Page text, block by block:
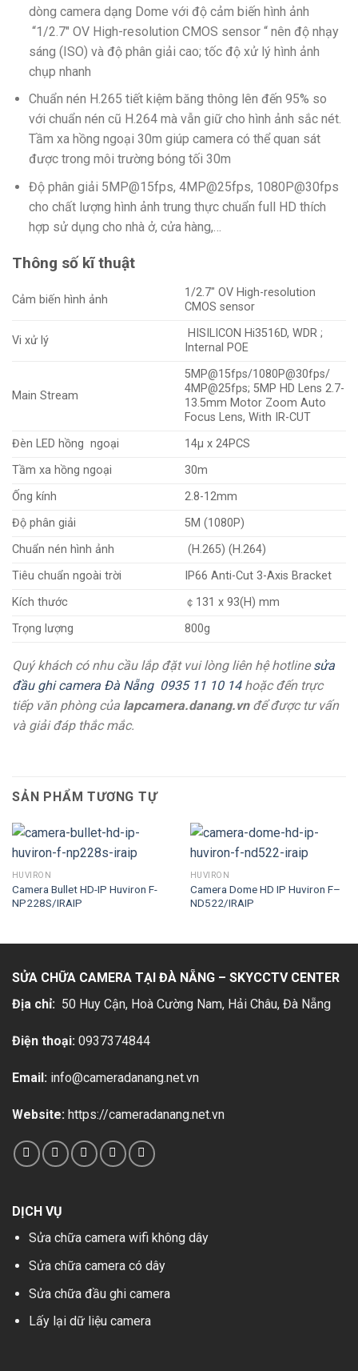
dòng camera dạng Dome với độ cảm biến hình ảnh
“1/2.7″ OV High-resolution CMOS sensor “ nên độ nhạy
sáng (ISO) và độ phân giải cao; tốc độ xử lý hình ảnh
chụp nhanh
Chuẩn nén H.265 tiết kiệm băng thông lên đến 95% so
với chuẩn nén cũ H.264 mà vẫn giữ cho hình ảnh sắc nét.
Tầm xa hồng ngoại 30m giúp camera có thể quan sát
được trong môi trường bóng tối 30m
Độ phân giải 5MP@15fps, 4MP@25fps, 1080P@30fps
cho chất lượng hình ảnh trung thực chuẩn full HD thích
hợp sử dụng cho nhà ở, cửa hàng,…
Thông số kĩ thuật
Cảm biến hình ảnh
1/2.7″ OV High-resolution
CMOS sensor
Vi xử lý
HISILICON Hi3516D, WDR ;
Internal POE
Main Stream
5MP@15fps/1080P@30fps/
4MP@25fps; 5MP HD Lens 2.7-
13.5mm Motor Zoom Auto
Focus Lens, With IR-CUT
Đèn LED hồng ngoại
14µ x 24PCS
Tầm xa hồng ngoại
30m
Ống kính
2.8-12mm
Độ phân giải
5M (1080P)
Chuẩn nén hình ảnh
(H.265) (H.264)
Tiêu chuẩn ngoài trời
IP66 Anti-Cut 3-Axis Bracket
Kích thước
￠131 x 93(H) mm
Trọng lượng
800g
Quý khách có nhu cầu lắp đặt vui lòng liên hệ hotlinesửa
đầu ghi camera Đà Nẵng 0935 11 10 14hoặc đến trực
tiếp văn phòng của lapcamera.danang.vnđể được tư vấn
và giải đáp thắc mắc.
SẢN PHẨM TƯƠNG TỰ
HUVIRON
Camera Bullet HD-IP Huviron F-
NP228S/IRAIP
HUVIRON
Camera Dome HD IP Huviron F–
ND522/IRAIP
SỬA CHỮA CAMERA TẠI ĐÀ NẴNG – SKYCCTV CENTER
Địa chỉ: 50 Huy Cận, Hoà Cường Nam, Hải Châu, Đà Nẵng
Điện thoại: 0937374844
Email: info@cameradanang.net.vn
Website: https://cameradanang.net.vn
DỊCH VỤ
Sửa chữa camera wifi không dây
Sửa chữa camera có dây
Sửa chữa đầu ghi camera
Lấy lại dữ liệu camera